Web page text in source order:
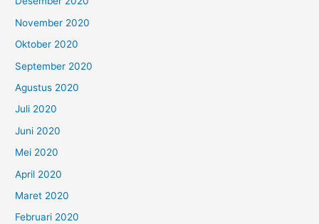
November 2020
Oktober 2020
September 2020
Agustus 2020
Juli 2020
Juni 2020
Mei 2020
April 2020
Maret 2020
Februari 2020